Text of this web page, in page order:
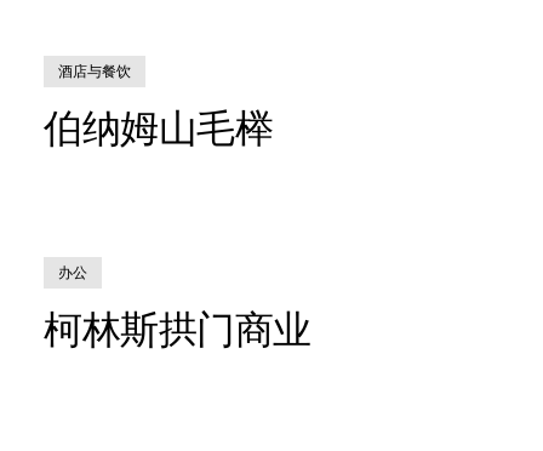
酒店与餐饮
伯纳姆山毛榉
办公
柯林斯拱门商业